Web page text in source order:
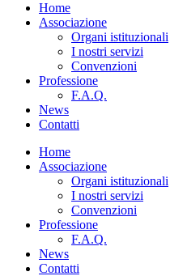
Home
Associazione
Organi istituzionali
I nostri servizi
Convenzioni
Professione
F.A.Q.
News
Contatti
Home
Associazione
Organi istituzionali
I nostri servizi
Convenzioni
Professione
F.A.Q.
News
Contatti